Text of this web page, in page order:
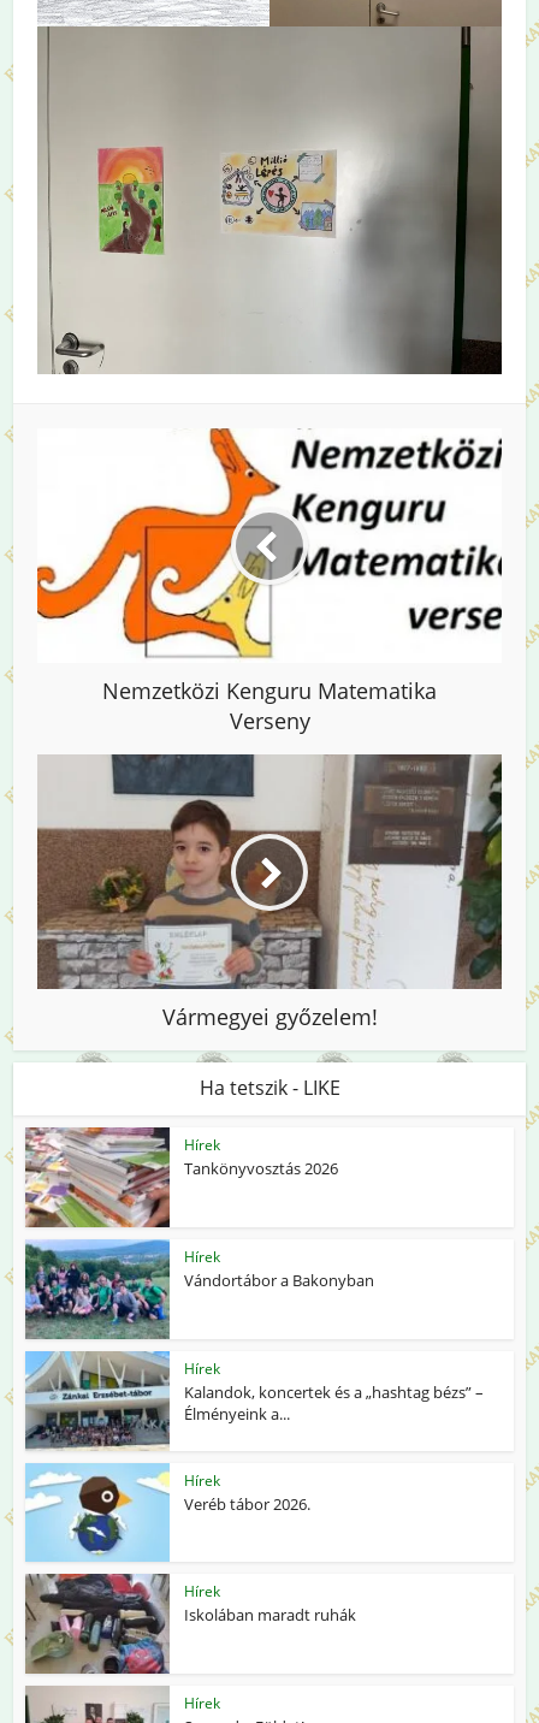
Nemzetközi Kenguru Matematika
Verseny
Vármegyei győzelem!
Ha tetszik - LIKE
Hírek
Tankönyvosztás 2026
Hírek
Vándortábor a Bakonyban
Hírek
Kalandok, koncertek és a „hashtag bézs” –
Élményeink a...
Hírek
Veréb tábor 2026.
Hírek
Iskolában maradt ruhák
Hírek